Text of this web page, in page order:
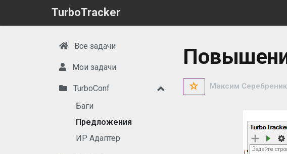
TurboTracker
Все задачи
Мои задачи
TurboConf
Баги
Предложения
ИР Адаптер
Максим